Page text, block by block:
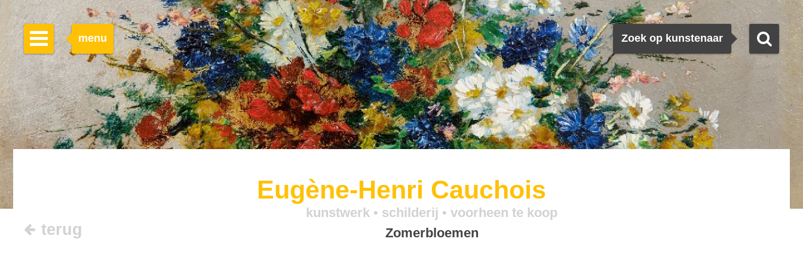
Zoeken
Zoek op kunstenaar
menu
terug
Eugène-Henri Cauchois
kunstwerk • schilderij • voorheen te koop
Zomerbloemen